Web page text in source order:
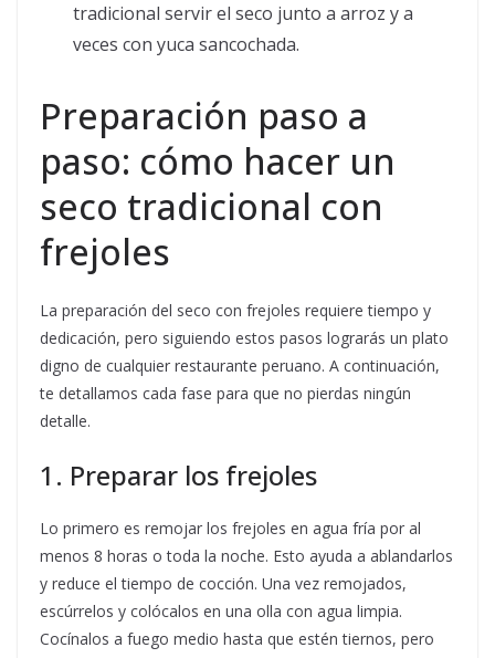
tradicional servir el seco junto a arroz y a
veces con yuca sancochada.
Preparación paso a
paso: cómo hacer un
seco tradicional con
frejoles
La preparación del seco con frejoles requiere tiempo y
dedicación, pero siguiendo estos pasos lograrás un plato
digno de cualquier restaurante peruano. A continuación,
te detallamos cada fase para que no pierdas ningún
detalle.
1. Preparar los frejoles
Lo primero es remojar los frejoles en agua fría por al
menos 8 horas o toda la noche. Esto ayuda a ablandarlos
y reduce el tiempo de cocción. Una vez remojados,
escúrrelos y colócalos en una olla con agua limpia.
Cocínalos a fuego medio hasta que estén tiernos, pero